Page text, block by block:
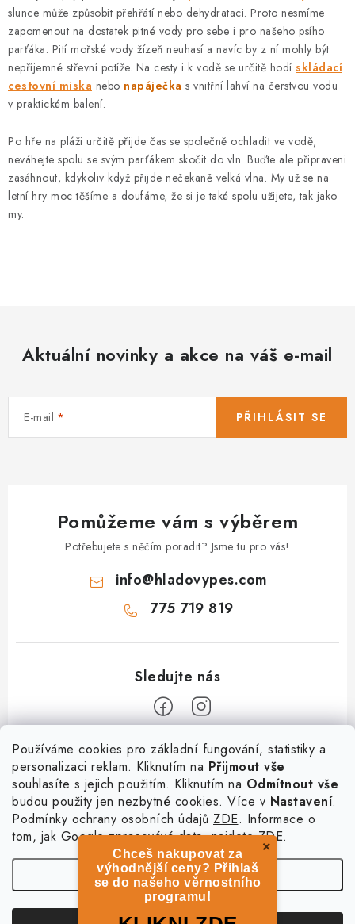
Používáme cookies pro základní fungování, statistiky a
personalizaci reklam. Kliknutím na Přijmout vše
souhlasíte s jejich použitím. Kliknutím na Odmítnout vše
budou použity jen nezbytné cookies. Více v Nastavení.
Podmínky ochrany osobních údajů ZDE. Informace o
tom, jak Google zpracovává data, najdeteZDE.
Nastavení
slunce může způsobit přehřátí nebo dehydrataci. Proto nesmíme
zapomenout na dostatek pitné vody pro sebe i pro našeho psího
parťáka. Pití mořské vody žízeň neuhasí a navíc by z ní mohly být
nepříjemné střevní potíže. Na cesty i k vodě se určitě hodí skládací
cestovní miska nebo napáječka s vnitřní lahví na čerstvou vodu
v praktickém balení.
Po hře na pláži určitě přijde čas se společně ochladit ve vodě,
neváhejte spolu se svým parťákem skočit do vln. Buďte ale připraveni
zasáhnout, kdykoliv když přijde nečekaně velká vlna. My už se na
letní hry moc těšíme a doufáme, že si je také spolu užijete, tak jako
my.
Aktuální novinky a akce na váš e-mail
E-mail PŘIHLÁSIT SE
Pomůžeme vám s výběrem
Potřebujete s něčím poradit? Jsme tu pro vás!
info@hladovypes.com
775 719 819
Informace
O nás
Kontakty
Výměna, vrácení a reklamace
Služby
PetExpert - pojištění psů
Pujčení paddleboardu a psí plovací vesty
Osobní odběr zboží - PRODEJNA
hladovypes.com. Všechna práva vyhrazena. Upravit nastavení
×
Chceš nakupovat za
výhodnější ceny? Přihlaš
se do našeho věrnostního
programu!